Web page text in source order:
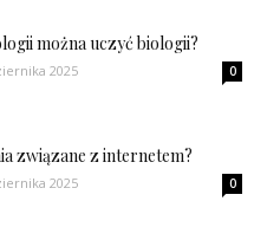
można uczyć biologii?
2025 0
związane z internetem?
2025 0